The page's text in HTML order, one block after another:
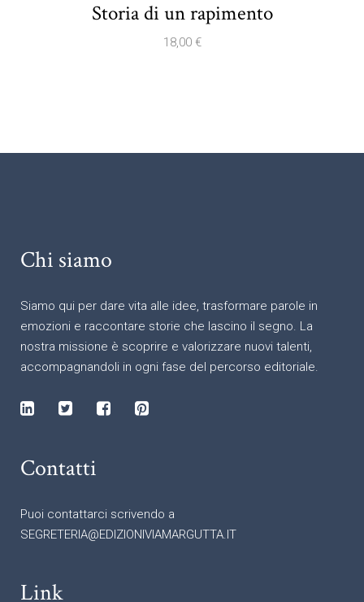
Storia di un rapimento
18,00 €
Chi siamo
Siamo qui per dare vita alle idee, trasformare parole in
emozioni e raccontare storie che lascino il segno. La
nostra missione è scoprire e valorizzare nuovi talenti,
accompagnandoli in ogni fase del percorso editoriale.
Contatti
Puoi contattarci scrivendo a
SEGRETERIA@EDIZIONIVIAMARGUTTA.IT
Link